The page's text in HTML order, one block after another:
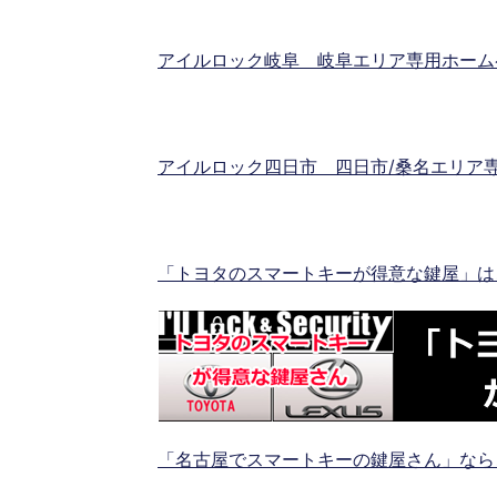
アイルロック岐阜 岐阜エリア専用ホー
アイルロック四日市 四日市/桑名エリア
「トヨタのスマートキーが得意な鍵屋」
「名古屋でスマートキーの鍵屋さん」な